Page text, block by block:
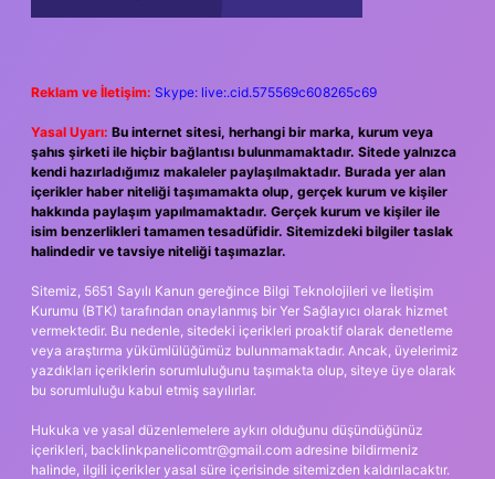
Reklam ve İletişim: Skype: live:.cid.575569c608265c69
Yasal Uyarı: Bu internet sitesi, herhangi bir marka, kurum veya
şahıs şirketi ile hiçbir bağlantısı bulunmamaktadır. Sitede yalnızca
kendi hazırladığımız makaleler paylaşılmaktadır. Burada yer alan
içerikler haber niteliği taşımamakta olup, gerçek kurum ve kişiler
hakkında paylaşım yapılmamaktadır. Gerçek kurum ve kişiler ile
isim benzerlikleri tamamen tesadüfidir. Sitemizdeki bilgiler taslak
halindedir ve tavsiye niteliği taşımazlar.
Sitemiz, 5651 Sayılı Kanun gereğince Bilgi Teknolojileri ve İletişim
Kurumu (BTK) tarafından onaylanmış bir Yer Sağlayıcı olarak hizmet
vermektedir. Bu nedenle, sitedeki içerikleri proaktif olarak denetleme
veya araştırma yükümlülüğümüz bulunmamaktadır. Ancak, üyelerimiz
yazdıkları içeriklerin sorumluluğunu taşımakta olup, siteye üye olarak
bu sorumluluğu kabul etmiş sayılırlar.
Hukuka ve yasal düzenlemelere aykırı olduğunu düşündüğünüz
içerikleri, backlinkpanelicomtr@gmail.com adresine bildirmeniz
halinde, ilgili içerikler yasal süre içerisinde sitemizden kaldırılacaktır.